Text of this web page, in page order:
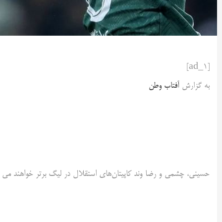
به گزارش آفتاب وطن
حسینی، چشمی و رضا وند کاپیتان‌های استقلال در لیگ برتر خواهند می